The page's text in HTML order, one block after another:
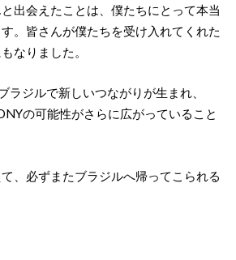
出会えたことは、僕たちにとって本当
。皆さんが僕たちを受け⼊れてくれた
なりました。
ラジルで新しいつながりが⽣まれ、
の可能性がさらに広がっていること
、必ずまたブラジルへ帰ってこられる